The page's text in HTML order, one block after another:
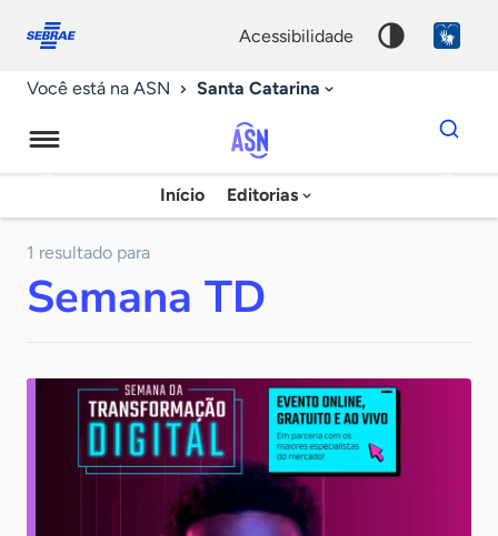
conosco
acessibilidade
Você está na ASN Santa Catarina
Agência
Sebrae
Notícias
Início Editorias
Dados
para
chave
1 resultado para
Semana TD